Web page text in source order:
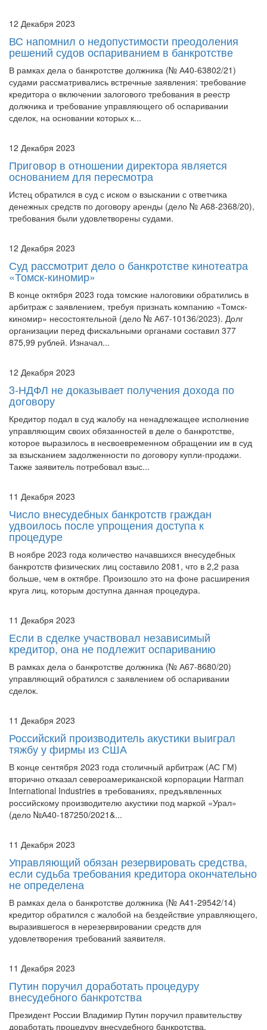
ВС напомнил о недопустимости преодоления
решений судов оспариванием в банкротстве
В рамках дела о банкротстве должника (№ А40-63802/21)
судами рассматривались встречные заявления: требование
кредитора о включении залогового требования в реестр
должника и требование управляющего об оспаривании
Приговор в отношении директора является
основанием для пересмотра
Истец обратился в суд с иском о взыскании с ответчика
денежных средств по договору аренды (дело № А68-2368/20),
Суд рассмотрит дело о банкротстве кинотеатра
«Томск-киномир»
В конце октября 2023 года томские налоговики обратились в
арбитраж с заявлением, требуя признать компанию «Томск-
киномир» несостоятельной (дело № А67-10136/2023). Долг
организации перед фискальными органами составил 377
12 Декабря 2023
3-НДФЛ не доказывает получения дохода по
договору
Кредитор подал в суд жалобу на ненадлежащее исполнение
управляющим своих обязанностей в деле о банкротстве,
которое выразилось в несвоевременном обращении им в суд
за взысканием задолженности по договору купли-продажи.
Число внесудебных банкротств граждан
удвоилось после упрощения доступа к
процедуре
В ноябре 2023 года количество начавшихся внесудебных
банкротств физических лиц составило 2081, что в 2,2 раза
больше, чем в октябре. Произошло это на фоне расширения
Если в сделке участвовал независимый
кредитор, она не подлежит оспариванию
В рамках дела о банкротстве должника (№ А67-8680/20)
управляющий обратился с заявлением об оспаривании
11 Декабря 2023
Российский производитель акустики выиграл
тяжбу у фирмы из США
В конце сентября 2023 года столичный арбитраж (АС ГМ)
вторично отказал североамериканской корпорации Harman
International Industries в требованиях, предъявленных
российскому производителю акустики под маркой «Урал»
Управляющий обязан резервировать средства,
если судьба требования кредитора окончательно
не определена
В рамках дела о банкротстве должника (№ А41-29542/14)
кредитор обратился с жалобой на бездействие управляющего,
выразившегося в нерезервировании средств для
Путин поручил доработать процедуру
внесудебного банкротства
Президент России Владимир Путин поручил правительству